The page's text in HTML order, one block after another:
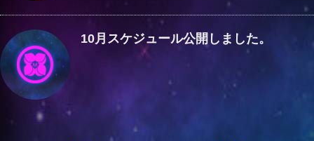
10月スケジュール公開しました。